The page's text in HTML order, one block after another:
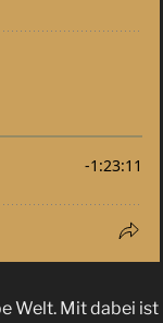
Welt. Mit dabei ist